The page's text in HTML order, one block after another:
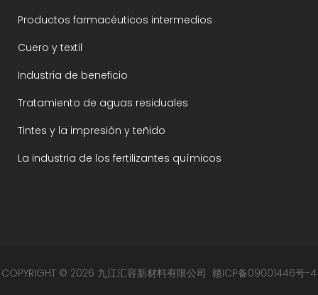
Productos farmacéuticos intermedios
Cuero y textil
Industria de beneficio
Tratamiento de aguas residuales
Tintes y la impresión y teñido
La industria de los fertilizantes químicos
COPYRIGHT © 2026 九江汇容新材料有限公司 赣ICP备09001446号-4